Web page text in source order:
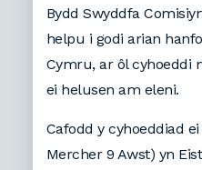
Bydd Swyddfa
helpu i godi arian
Cymru, ar ôl cyhoeddi
ei helusen am eleni.
Cafodd y cyhoeddiad
Mercher 9 Awst) yn